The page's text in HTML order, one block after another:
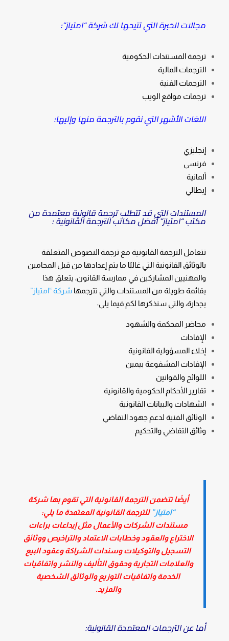
مجالات الخبرة التي تتيحها لك شركة “امتياز”:
ترجمة المستندات الحكومية
الترجمات المالية
الترجمات الفنية
ترجمات مواقع الويب
اللغات الأشهر التي نقوم بالترجمة منها وإليها:
إنجليزي
فرنسي
ألمانية
إيطالي
المستندات التي قد تتطلب ترجمة قانونية معتمدة من
مكتب “امتياز” أفضل مكاتب الترجمة القانونية :
تتعامل الترجمة القانونية مع ترجمة النصوص المتعلقة
بالوثائق القانونية التي غالبًا ما يتم إعدادها من قبل المحامين
والمهنيين المشاركين في ممارسة القانون، يتعلق هذا
بقائمة طويلة من المستندات والتي تترجمها شركة “امتياز”
بجدارة، والتي سنذكرها لكم فيما يلي:
محاضر المحكمة والشهود
الإفادات
إخلاء المسؤولية القانونية
الإفادات المشفوعة بيمين
اللوائح والقوانين
تقارير الأحكام الحكومية والقانونية
الشهادات والبيانات القانونية
الوثائق الفنية لدعم جهود التقاضي
وثائق التقاضي والتحكيم
أيضًا تتضمن الترجمة القانونية التي تقوم بها شركة
“امتياز” للترجمة القانونية المعتمدة ما يلي:
مستندات الشركات والأعمال مثل إيداعات براءات
الاختراع والعقود وخطابات الاعتماد والتراخيص ووثائق
التسجيل والتوكيلات وسندات الشراكة وعقود البيع
والعلامات التجارية وحقوق التأليف والنشر واتفاقيات
الخدمة واتفاقيات التوزيع والوثائق الشخصية
والمزيد.
أما عن الترجمات المعتمدة القانونية: